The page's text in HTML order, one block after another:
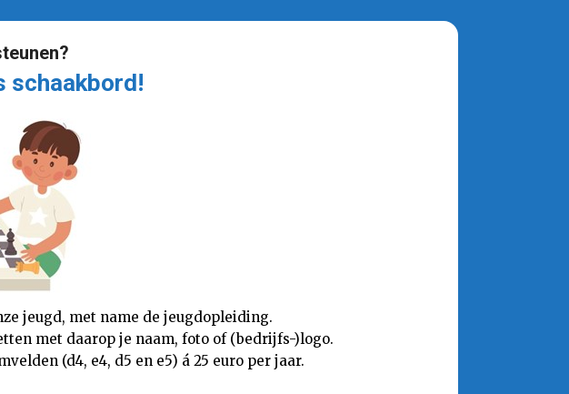
schaakbord!
jeugd, met name de jeugdopleiding.
met daarop je naam, foto of (bedrijfs-)logo.
(d4, e4, d5 en e5) á 25 euro per jaar.